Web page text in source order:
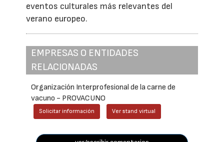
eventos culturales más relevantes del
verano europeo.
EMPRESAS O ENTIDADES
RELACIONADAS
Organización Interprofesional de la carne de
vacuno - PROVACUNO
Solicitar información Ver stand virtual